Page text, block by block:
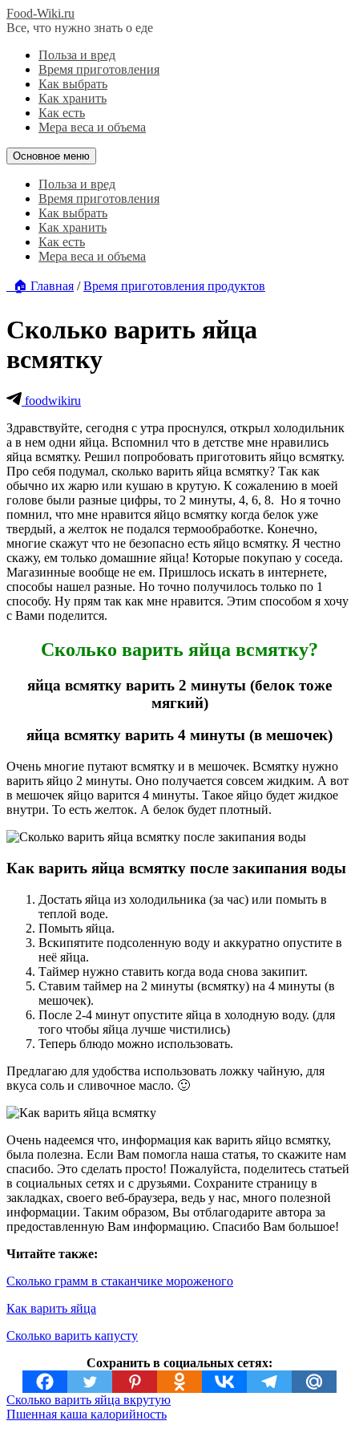
Food-Wiki.ru
Все, что нужно знать о еде
Польза и вред
Время приготовления
Как выбрать
Как хранить
Как есть
Мера веса и объема
Основное меню
Польза и вред
Время приготовления
Как выбрать
Как хранить
Как есть
Мера веса и объема
🏠 Главная /Время приготовления продуктов
Сколько варить яйца
всмятку
foodwikiru
Здравствуйте, сегодня с утра проснулся, открыл холодильник
а в нем одни яйца. Вспомнил что в детстве мне нравились
яйца всмятку. Решил попробовать приготовить яйцо всмятку.
Про себя подумал, сколько варить яйца всмятку? Так как
обычно их жарю или кушаю в крутую. К сожалению в моей
голове были разные цифры, то 2 минуты, 4, 6, 8. Но я точно
помнил, что мне нравится яйцо всмятку когда белок уже
твердый, а желток не подался термообработке. Конечно,
многие скажут что не безопасно есть яйцо всмятку. Я честно
скажу, ем только домашние яйца! Которые покупаю у соседа.
Магазинные вообще не ем. Пришлось искать в интернете,
способы нашел разные. Но точно получилось только по 1
способу. Ну прям так как мне нравится. Этим способом я хочу
с Вами поделится.
Сколько варить яйца всмятку?
яйца всмятку варить 2 минуты (белок тоже
мягкий)
яйца всмятку варить 4 минуты (в мешочек)
Очень многие путают всмятку и в мешочек. Всмятку нужно
варить яйцо 2 минуты. Оно получается совсем жидким. А вот
в мешочек яйцо варится 4 минуты. Такое яйцо будет жидкое
внутри. То есть желток. А белок будет плотный.
Как варить яйца всмятку после закипания воды
Достать яйца из холодильника (за час) или помыть в
теплой воде.
Помыть яйца.
Вскипятите подсоленную воду и аккуратно опустите в
неё яйца.
Таймер нужно ставить когда вода снова закипит.
Ставим таймер на 2 минуты (всмятку) на 4 минуты (в
мешочек).
После 2-4 минут опустите яйца в холодную воду. (для
того чтобы яйца лучше чистились)
Теперь блюдо можно использовать.
Предлагаю для удобства использовать ложку чайную, для
вкуса соль и сливочное масло. 🙂
Очень надеемся что, информация как варить яйцо всмятку,
была полезна. Если Вам помогла наша статья, то скажите нам
спасибо. Это сделать просто! Пожалуйста, поделитесь статьей
в социальных сетях и с друзьями. Сохраните страницу в
закладках, своего веб-браузера, ведь у нас, много полезной
информации. Таким образом, Вы отблагодарите автора за
предоставленную Вам информацию. Спасибо Вам большое!
Читайте также:
Сколько грамм в стаканчике мороженого
Как варить яйца
Сколько варить капусту
Сохранить в социальных сетях:
Сколько варить яйца вкрутую
Пшенная каша калорийность